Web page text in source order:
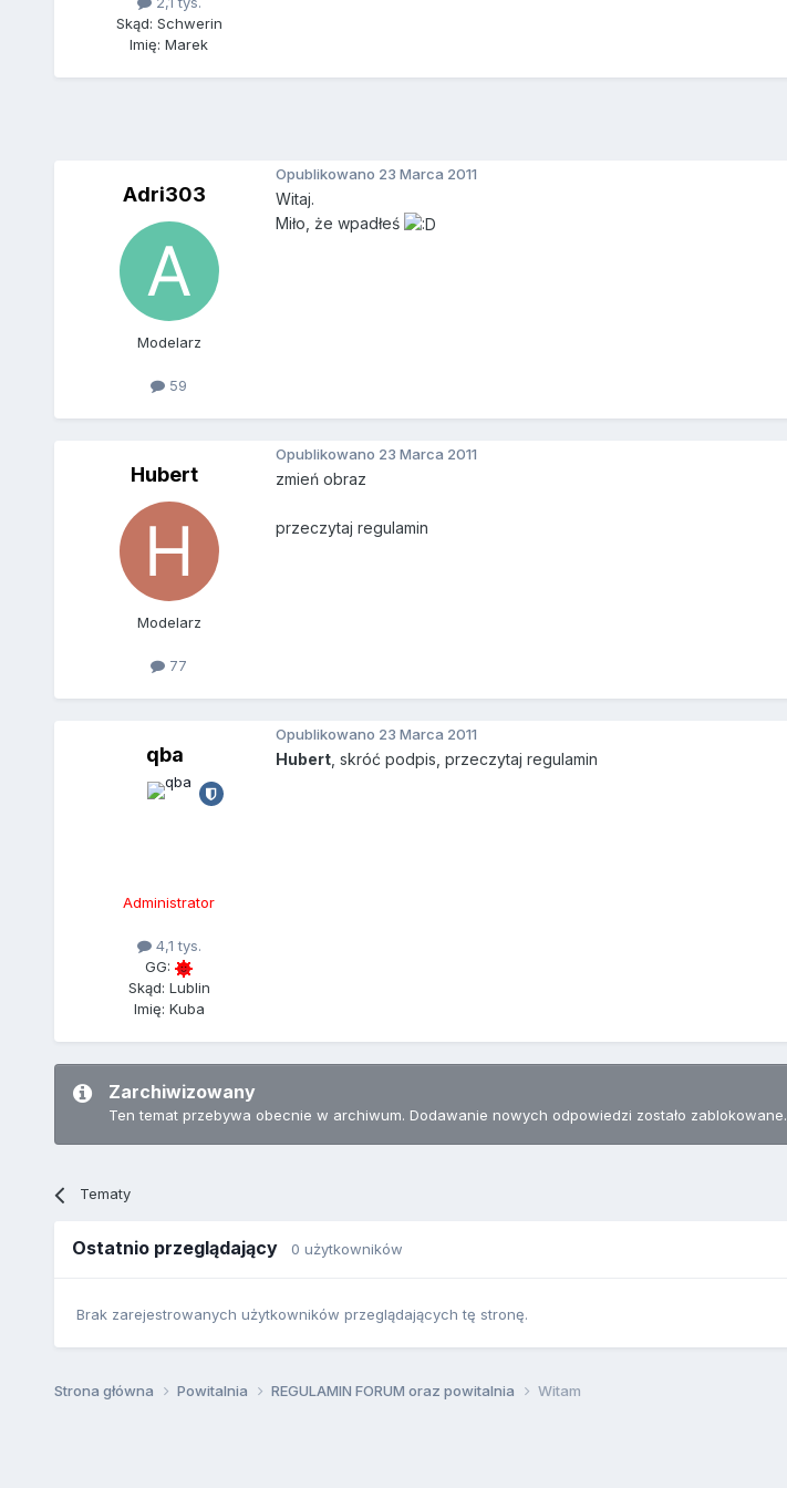
Skąd: Schwerin
Imię: Marek
Adri303
Modelarz
59
Opublikowano 23 Marca 2011
Witaj.
Miło, że wpadłeś
Hubert
Modelarz
77
Opublikowano 23 Marca 2011
zmień obraz
przeczytaj regulamin
qba
Administrator
4,1 tys.
GG:
Skąd: Lublin
Imię: Kuba
Opublikowano 23 Marca 2011
Hubert, skróć podpis, przeczytaj regulamin
Zarchiwizowany
Ten temat przebywa obecnie w archiwum. Dodawanie nowych odpowiedzi zostało zablokowane.
Tematy
Ostatnio przeglądający 0 użytkowników
Brak zarejestrowanych użytkowników przeglądających tę stronę.
Strona główna Powitalnia REGULAMIN FORUM oraz powitalnia Witam